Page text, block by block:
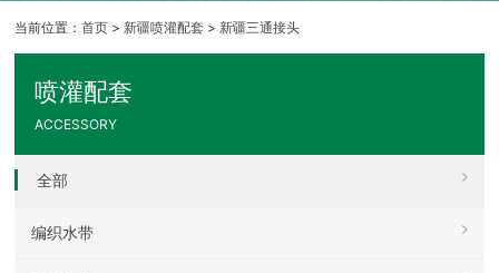
当前位置：首页 > 新疆喷灌配套 > 新疆三通接头
喷灌配套
ACCESSORY
全部
编织水带